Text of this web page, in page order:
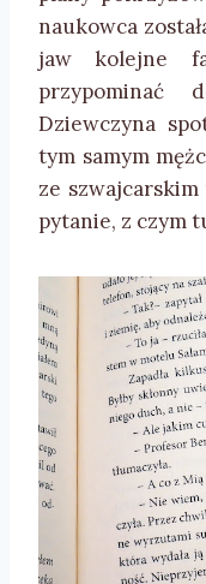
naukowca
jaw kolejne
przypominać
Dziewczyna
tym samym
ze
pytanie, z czym